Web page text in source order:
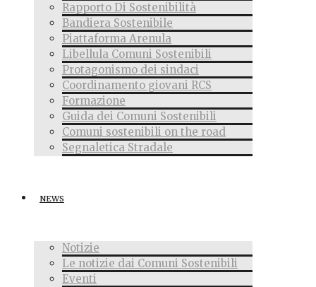
Rapporto Di Sostenibilità
Bandiera Sostenibile
Piattaforma Arenula
Libellula Comuni Sostenibili
Protagonismo dei sindaci
Coordinamento giovani RCS
Formazione
Guida dei Comuni Sostenibili
Comuni sostenibili on the road
Segnaletica Stradale
NEWS
Notizie
Le notizie dai Comuni Sostenibili
Eventi